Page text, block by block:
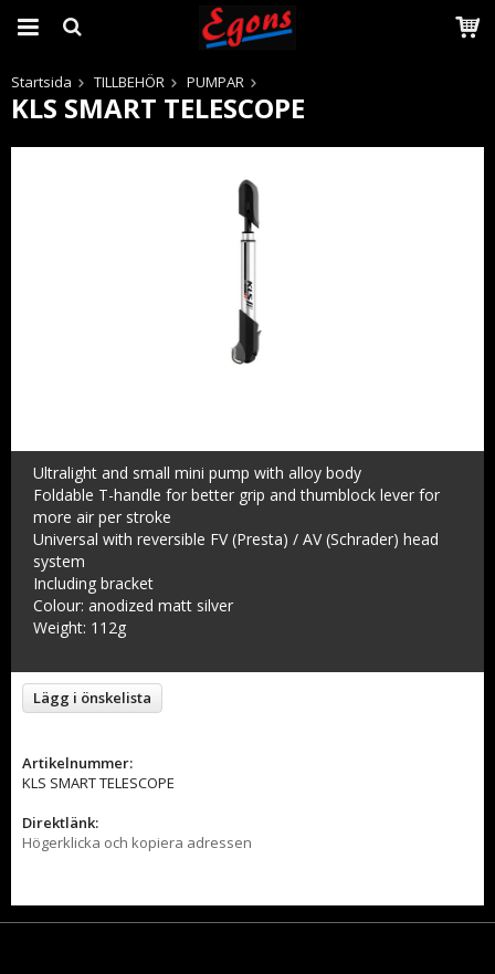
Produkten har blivit tillagd i varukorgen
Startsida TILLBEHÖR PUMPAR
KLS SMART TELESCOPE
Ultralight and small mini pump with alloy body
Foldable T-handle for better grip and thumblock lever for
more air per stroke
Universal with reversible FV (Presta) / AV (Schrader) head
system
Including bracket
Colour: anodized matt silver
Weight: 112g
Lägg i önskelista
Artikelnummer:
KLS SMART TELESCOPE
Direktlänk:
Högerklicka och kopiera adressen